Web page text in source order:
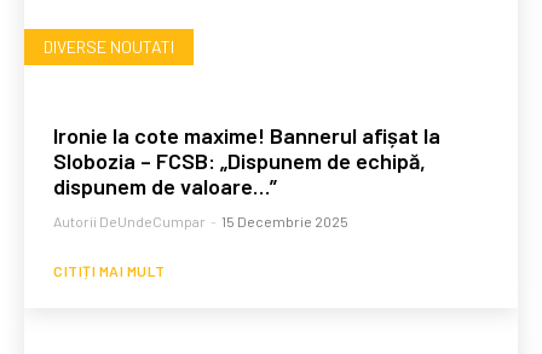
DIVERSE NOUTATI
Ironie la cote maxime! Bannerul afișat la
Slobozia – FCSB: „Dispunem de echipă,
dispunem de valoare…”
Autorii DeUndeCumpar - 15 Decembrie 2025
CITIȚI MAI MULT